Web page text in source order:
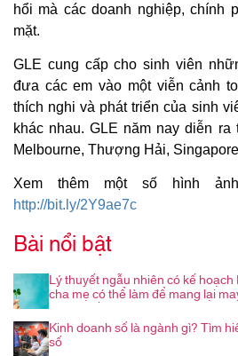
hổi mà các doanh nghiệp, chính
mặt.
GLE cung cấp cho sinh viên
đưa các em vào một viễn cảnh
thích nghi và phát triển của sinh
khác nhau. GLE năm nay diễn
Melbourne, Thượng Hải,
Xem thêm một số hình
http://bit.ly/2Y9ae7c
Bài nổi bật
Lý thuyết ngẫu nhiên có kế
cha mẹ có thể làm để mang lại
trình nghề nghiệp
Kinh doanh số là ngành gì? Tìm
số